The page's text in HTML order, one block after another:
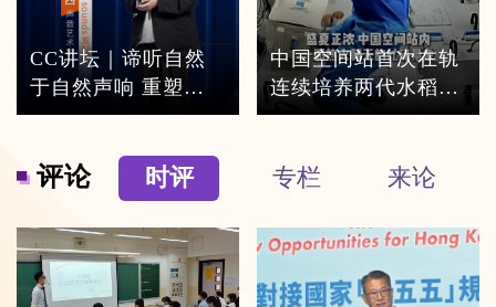
CC讲坛｜谛听自然
于自然声响 重塑身
心感知
中国空间站首次在轨
连续培养两代水稻实
验进展顺利
评论 时评 专栏 来论